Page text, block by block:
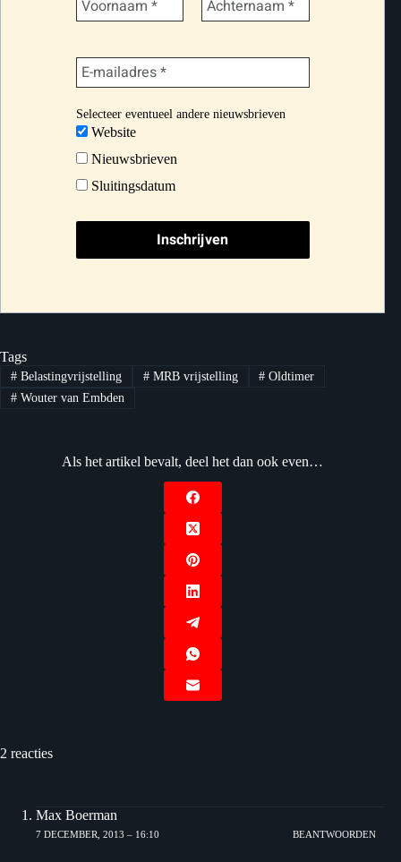
Selecteer eventueel andere nieuwsbrieven
Website
Nieuwsbrieven
Sluitingsdatum
Tags
#Belastingvrijstelling #MRB vrijstelling # Oldtimer
#Wouter van Embden
Als het artikel bevalt, deel het dan ook even…
2 reacties
Max Boerman
7 DECEMBER, 2013 – 16:10 BEANTWOORDEN